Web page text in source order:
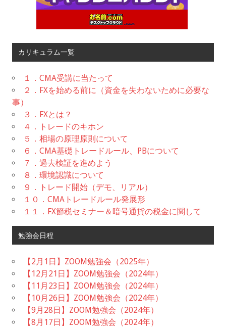
カリキュラム一覧
１．CMA受講に当たって
２．FXを始める前に（資金を失わないために必要な
事）
３．FXとは？
４．トレードのキホン
５．相場の原理原則について
６．CMA基礎トレードルール、PBについて
７．過去検証を進めよう
８．環境認識について
９．トレード開始（デモ、リアル）
１０．CMAトレードルール発展形
１１．FX節税セミナー＆暗号通貨の税金に関して
勉強会日程
【2月1日】ZOOM勉強会（2025年）
【12月21日】ZOOM勉強会（2024年）
【11月23日】ZOOM勉強会（2024年）
【10月26日】ZOOM勉強会（2024年）
【9月28日】ZOOM勉強会（2024年）
【8月17日】ZOOM勉強会（2024年）